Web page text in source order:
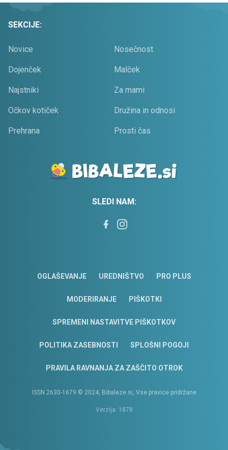
SEKCIJE:
Novice Nosečnost
Dojenček Malček
Najstniki Za mami
Očkov kotiček Družina in odnosi
Prehrana Prosti čas
SLEDI NAM:
OGLAŠEVANJE UREDNIŠTVO PRO PLUS
MODERIRANJE PIŠKOTKI
SPREMENI NASTAVITVE PIŠKOTKOV
POLITIKA ZASEBNOSTI SPLOŠNI POGOJI
PRAVILA RAVNANJA ZA ZAŠČITO OTROK
ISSN 2630-1679 © 2024, Bibaleze.si, Vse pravice pridržane
Verzija: 1878